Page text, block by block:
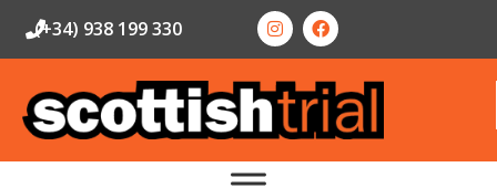
(+34) 938 199 330